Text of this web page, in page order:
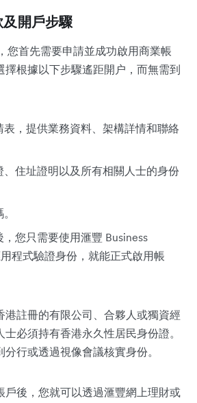
開戶步驟
您首先需要申請並成功啟用商業帳
擇根據以下步驟遙距開户，而無需到
，提供業務資料、架構詳情和聯絡
、住址證明以及所有相關人士的身份
您只需要使用滙豐 Business
程式驗證身份，就能正式啟用帳
港註冊的有限公司、合夥人或獨資經
必須持有香港永久性居民身份證。
行或透過視像會議核實身份。
戶後，您就可以透過滙豐網上理財或